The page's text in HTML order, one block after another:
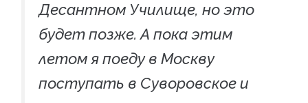
Десантном Училище, но это
будет позже. А пока этим
летом я поеду в Москву
поступать в Суворовское и